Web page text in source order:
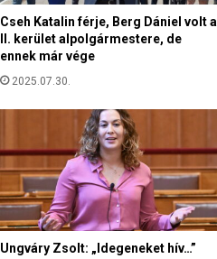
Cseh Katalin férje, Berg Dániel volt a
II. kerület alpolgármestere, de
ennek már vége
2025.07.30.
Ungváry Zsolt: „Idegeneket hív…”